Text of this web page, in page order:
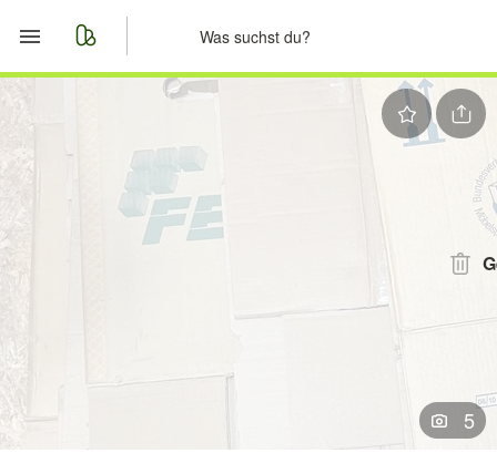
Merkliste
Nachrichten
5